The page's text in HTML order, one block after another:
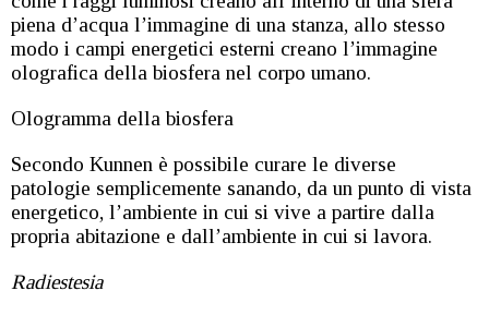
piena d’acqua l’immagine di una stanza, allo stesso
modo i campi energetici esterni creano l’immagine
olografica della biosfera nel corpo umano.
Ologramma della biosfera
Secondo Kunnen è possibile curare le diverse
patologie semplicemente sanando, da un punto di vista
energetico, l’ambiente in cui si vive a partire dalla
propria abitazione e dall’ambiente in cui si lavora.
Radiestesia